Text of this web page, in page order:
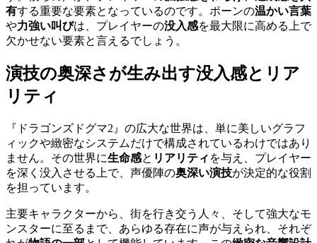
有する重要な要素となっているのです。ポーンの温かい言葉
や力強い叫びは、プレイヤーの没入感を最大限に高める上で
欠かせない要素と言えるでしょう。
演技の奥深さが生み出す没入感とリア
リティ
『ドラゴンズドグマ2』の広大な世界は、単に美しいグラフ
ィックや緻密なシステムだけで構成されているわけではあり
ません。その世界に生命感と リアリティ を与え、プレイヤー
を深く没入させる上で、声優陣の奥深い演技が決定的な役割
を担っています。
主要キャラクターから、街を行き交う人々、そして強大なモ
ンスターに至るまで、あらゆる存在に声が与えられ、それぞ